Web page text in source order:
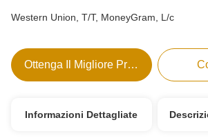
Western Union, T/T, MoneyGram, L/c
Ottenga Il Migliore Prezzo
Informazioni Dettagliate